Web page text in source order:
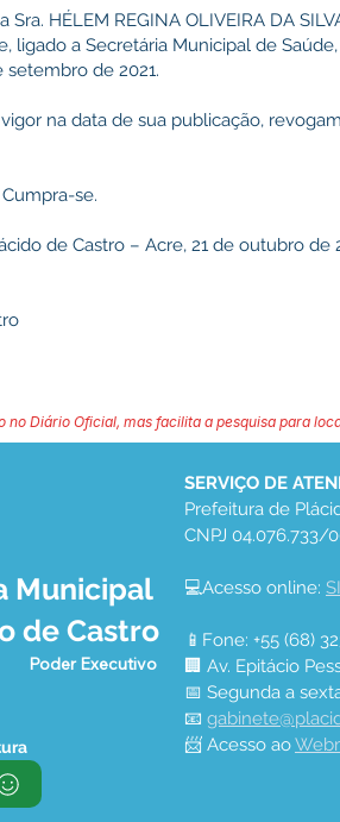
Sra. HÉLEM REGINA OLIVEIRA DA
ligado a Secretária Municipal de
de 2021.
na data de sua publicação,
se.
de Castro – Acre, 21 de outubro de
no Diário Oficial, mas facilita a pesquisa para
Municipal
de Castro
Poder Executivo
SERVIÇO DE
Prefeitura de
CNPJ 04.076.733/
💻Acesso online:
📱Fone: +55 (68)
🏢 Av. Epitácio
📅 Segunda a
📧
📨 Acesso ao